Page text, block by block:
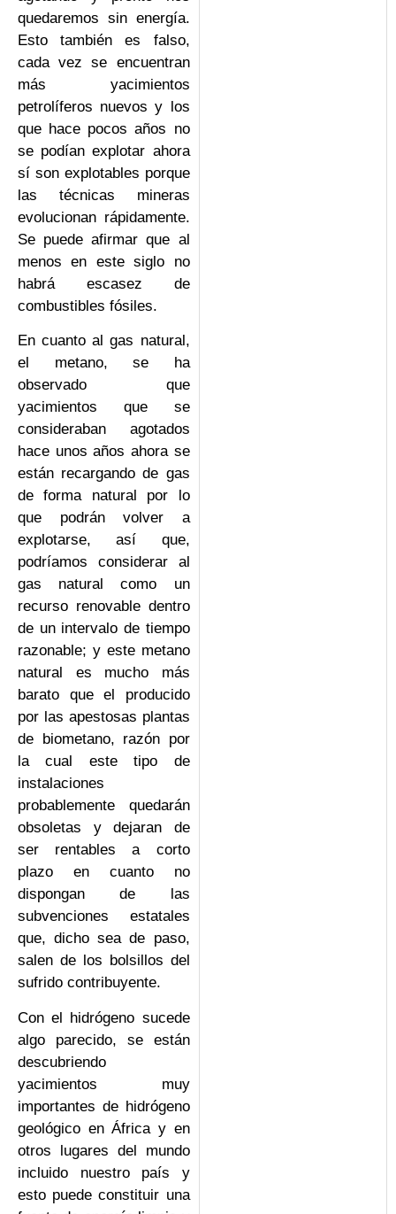
quedaremos sin energía.
Esto también es falso,
cada vez se encuentran
más yacimientos
petrolíferos nuevos y los
que hace pocos años no
se podían explotar ahora
sí son explotables porque
las técnicas mineras
evolucionan rápidamente.
Se puede afirmar que al
menos en este siglo no
habrá escasez de
combustibles fósiles.
En cuanto al gas natural,
el metano, se ha
observado que
yacimientos que se
consideraban agotados
hace unos años ahora se
están recargando de gas
de forma natural por lo
que podrán volver a
explotarse, así que,
podríamos considerar al
gas natural como un
recurso renovable dentro
de un intervalo de tiempo
razonable; y este metano
natural es mucho más
barato que el producido
por las apestosas plantas
de biometano, razón por
la cual este tipo de
instalaciones
probablemente quedarán
obsoletas y dejaran de
ser rentables a corto
plazo en cuanto no
dispongan de las
subvenciones estatales
que, dicho sea de paso,
salen de los bolsillos del
sufrido contribuyente.
Con el hidrógeno sucede
algo parecido, se están
descubriendo
yacimientos muy
importantes de hidrógeno
geológico en África y en
otros lugares del mundo
incluido nuestro país y
esto puede constituir una